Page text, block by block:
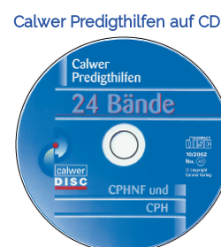
Calwer Predigthilfen auf CD